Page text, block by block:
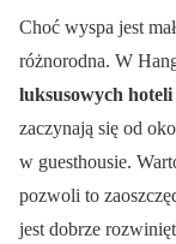
Choć wyspa jest
różnorodna. W
luksusowych hoteli
zaczynają się od
w guesthousie.
pozwoli to
jest dobrze